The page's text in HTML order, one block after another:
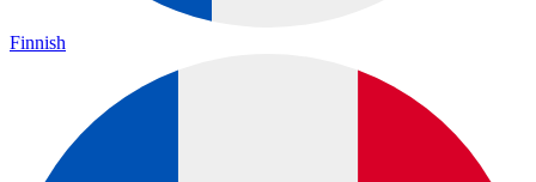
Finnish